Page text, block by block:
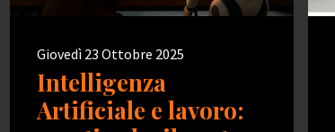
Giovedì 23 Ottobre 2025
Intelligenza
Artificiale e lavoro: